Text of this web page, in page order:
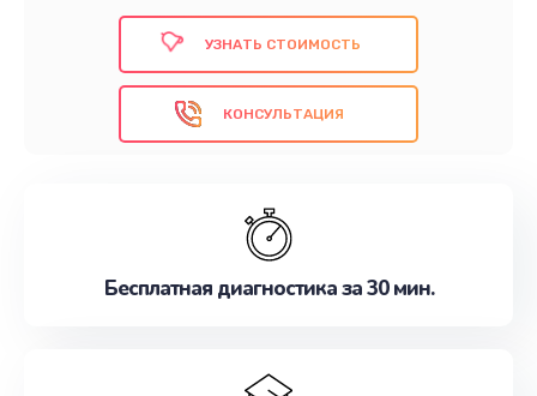
Предлагаем разумные цены, даем гарантию на
использованию оригинальных запасных
частей ваш ноутбук будет служить вам долго и
УЗНАТЬ СТОИМОСТЬ
КОНСУЛЬТАЦИЯ
Бесплатная диагностика за 30 мин.